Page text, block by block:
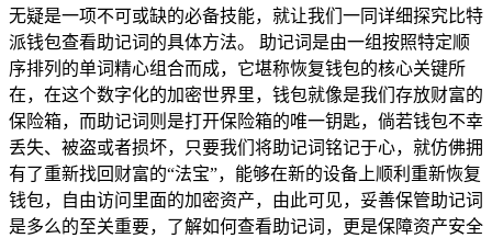
无疑是一项不可或缺的必备技能，就让我们一同详细探究比特
派钱包查看助记词的具体方法。 助记词是由一组按照特定顺
序排列的单词精心组合而成，它堪称恢复钱包的核心关键所
在，在这个数字化的加密世界里，钱包就像是我们存放财富的
保险箱，而助记词则是打开保险箱的唯一钥匙，倘若钱包不幸
丢失、被盗或者损坏，只要我们将助记词铭记于心，就仿佛拥
有了重新找回财富的“法宝”，能够在新的设备上顺利重新恢复
钱包，自由访问里面的加密资产，由此可见，妥善保管助记词
是多么的至关重要，了解如何查看助记词，更是保障资产安全